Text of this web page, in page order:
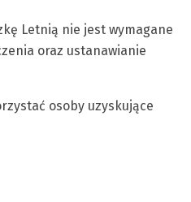
Letnią nie jest wymagane
oraz ustanawianie
osoby uzyskujące